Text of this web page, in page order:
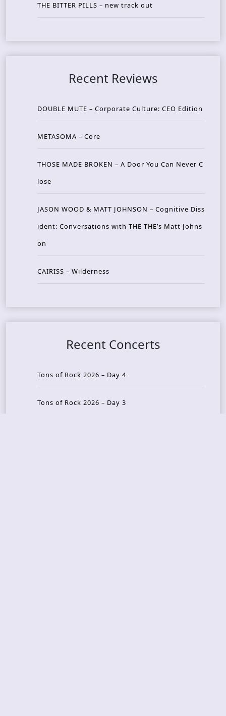
THE BITTER PILLS – new track out
Recent Reviews
DOUBLE MUTE – Corporate Culture: CEO Edition
METASOMA – Core
THOSE MADE BROKEN – A Door You Can Never C
lose
JASON WOOD & MATT JOHNSON – Cognitive Diss
ident: Conversations with THE THE’s Matt Johns
on
CAIRISS – Wilderness
Recent Concerts
Tons of Rock 2026 – Day 4
Tons of Rock 2026 – Day 3